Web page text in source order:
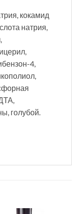
кокамид
натрия,
4,
голубой.